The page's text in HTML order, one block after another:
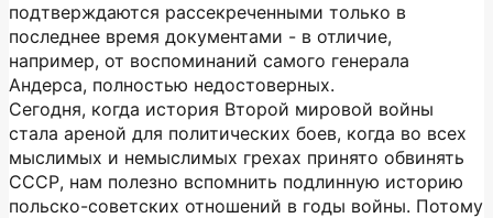
подтверждаются рассекреченными только в
последнее время документами - в отличие,
например, от воспоминаний самого генерала
Андерса, полностью недостоверных.
Сегодня, когда история Второй мировой войны
стала ареной для политических боев, когда во всех
мыслимых и немыслимых грехах принято обвинять
СССР, нам полезно вспомнить подлинную историю
польско-советских отношений в годы войны. Потому